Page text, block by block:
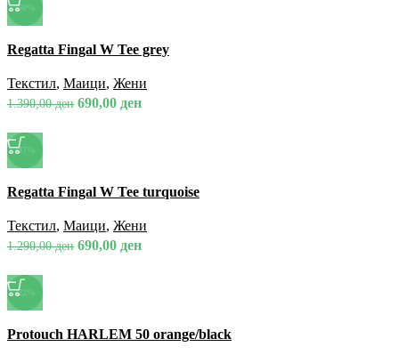
-50%
Брз преглед
Regatta Fingal W Tee grey
Текстил, Маици, Жени
1.390,00ден 690,00 ден
-47%
Брз преглед
Regatta Fingal W Tee turquoise
Текстил, Маици, Жени
1.290,00ден 690,00 ден
-22%
Брз преглед
Protouch HARLEM 50 orange/black